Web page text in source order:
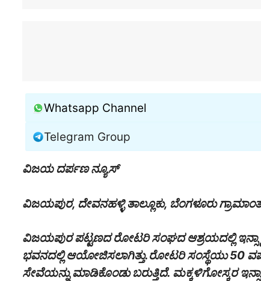
Whatsapp Channel
Telegram Group
ವಿಜಯ ದರ್ಪಣ ನ್ಯೂಸ್
ವಿಜಯಪುರ, ದೇವನಹಳ್ಳಿ ತಾಲ್ಲೂಕು, ಬೆಂಗಳೂರು
ವಿಜಯಪುರ ಪಟ್ಟಣದ ರೋಟರಿ ಸಂಘದ ಆಶ್ರಯದಲ್ಲಿ
ಭವನದಲ್ಲಿ ಆಯೋಜಿಸಲಾಗಿತ್ತು.ರೋಟರಿ ಸಂಸ್ಥೆಯು 50
ಸೇವೆಯನ್ನು ಮಾಡಿಕೊಂಡು ಬರುತ್ತಿದೆ. ಮಕ್ಕಳಿಗೋಸ್ಕರ